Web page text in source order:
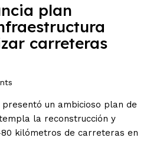
plan
carreteras
un ambicioso plan de
la reconstrucción y
kilómetros de carreteras en